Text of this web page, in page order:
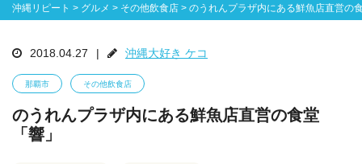
沖縄リピート > グルメ > その他飲食店 > のうれんプラザ内にある鮮魚店直営の
2018.04.27 | 沖縄大好き ケコ
那覇市 その他飲食店
のうれんプラザ内にある鮮魚店直営の食堂
「響」